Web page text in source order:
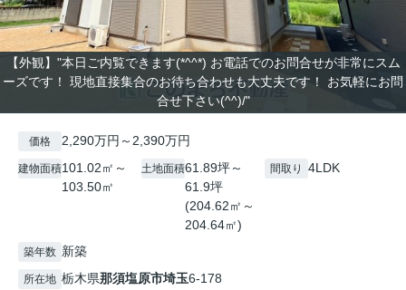
【外観】"本日ご内覧できます(*^^*) お電話でのお問合せが非常にスム
ーズです！ 現地直接集合のお待ち合わせも大丈夫です！ お気軽にお問
合せ下さい(^^)/"
価格 2,290万円～2,390万円
建物面積101.02㎡～
103.50㎡
土地面積61.89坪～
61.9坪
(204.62㎡～
204.64㎡)
間取り 4LDK
築年数 新築
所在地 栃木県那須塩原市埼玉6-178